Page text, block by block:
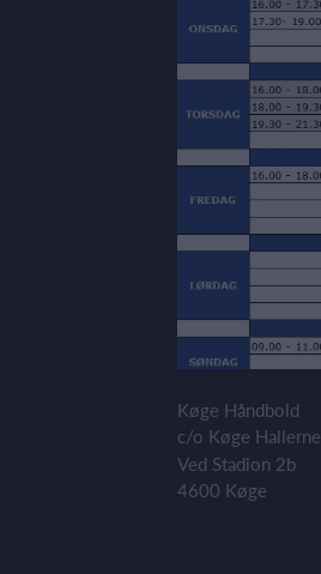
Køge Håndbold
c/o Køge Hallerne
Ved Stadion 2b
4600 Køge